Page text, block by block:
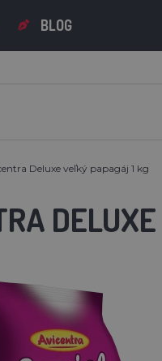
BLOG
Deluxe veľký papagáj 1 kg